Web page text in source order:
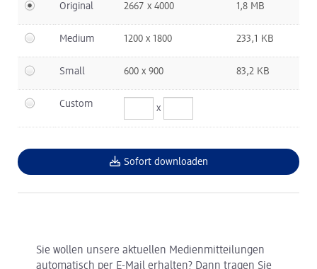
Original 2667 x 4000 1,8 MB
Medium 1200 x 1800 233,1 KB
Small 600 x 900 83,2 KB
Custom x
Sofort downloaden
Sie wollen unsere aktuellen Medienmitteilungen
automatisch per E-Mail erhalten? Dann tragen Sie